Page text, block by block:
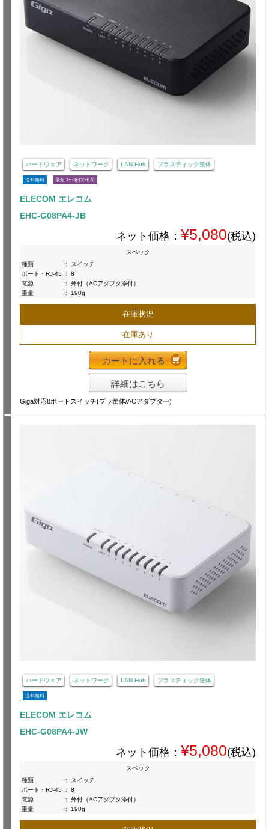
ハードウェア ネットワーク LAN Hub プラスティック筐体
送料無料 最短 1〜3日で出荷
ELECOM エレコム
EHC-G08PA4-JB
ネット価格： ¥5,080(税込)
スペック
種類
:
スイッチ
ポート・RJ-45 :
8
電源
:
外付（ACアダプタ添付）
重量
: 190g
在庫状況
在庫あり
カートに入れる
詳細はこちら
Giga対応8ポートスイッチ(プラ筐体/ACアダプター)
ハードウェア ネットワーク LAN Hub プラスティック筐体
送料無料
ELECOM エレコム
EHC-G08PA4-JW
ネット価格： ¥5,080(税込)
スペック
種類
:
スイッチ
ポート・RJ-45 :
8
電源
:
外付（ACアダプタ添付）
重量
: 190g